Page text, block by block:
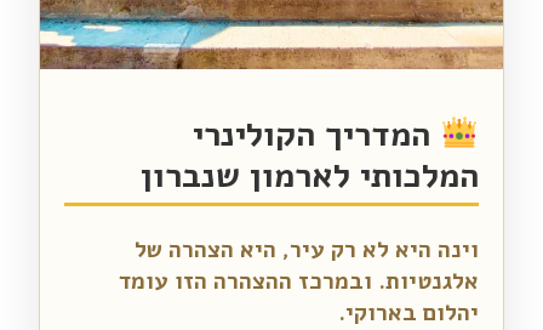
המדריך הקולינרי
המלכותי לארמון שנברון
וינה היא לא רק עיר, היא הצהרה של
אלגנטיות. ובמרכז ההצהרה הזו עומד
יהלום בארוקי.